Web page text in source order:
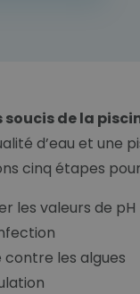
de la
d’eau et une
cinq étapes
les valeurs de pH
contre les algues